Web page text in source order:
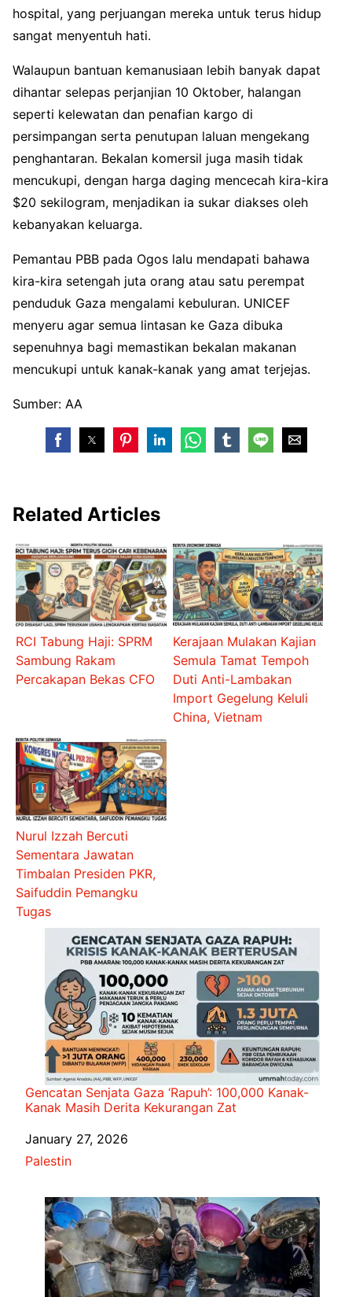
hospital, yang perjuangan mereka untuk terus hidup
sangat menyentuh hati.
Walaupun bantuan kemanusiaan lebih banyak dapat
dihantar selepas perjanjian 10 Oktober, halangan
seperti kelewatan dan penafian kargo di
persimpangan serta penutupan laluan mengekang
penghantaran. Bekalan komersil juga masih tidak
mencukupi, dengan harga daging mencecah kira-kira
$20 sekilogram, menjadikan ia sukar diakses oleh
kebanyakan keluarga.
Pemantau PBB pada Ogos lalu mendapati bahawa
kira-kira setengah juta orang atau satu perempat
penduduk Gaza mengalami kebuluran. UNICEF
menyeru agar semua lintasan ke Gaza dibuka
sepenuhnya bagi memastikan bekalan makanan
mencukupi untuk kanak-kanak yang amat terjejas.
Sumber: AA
Related Articles
RCI Tabung Haji: SPRM
Sambung Rakam
Percakapan Bekas CFO
Kerajaan Mulakan Kajian
Semula Tamat Tempoh
Duti Anti-Lambakan
Import Gegelung Keluli
China, Vietnam
Nurul Izzah Bercuti
Sementara Jawatan
Timbalan Presiden PKR,
Saifuddin Pemangku
Tugas
Gencatan Senjata Gaza ‘Rapuh’: 100,000 Kanak-
Kanak Masih Derita Kekurangan Zat
Date
January 27, 2026
In relation to
Palestin